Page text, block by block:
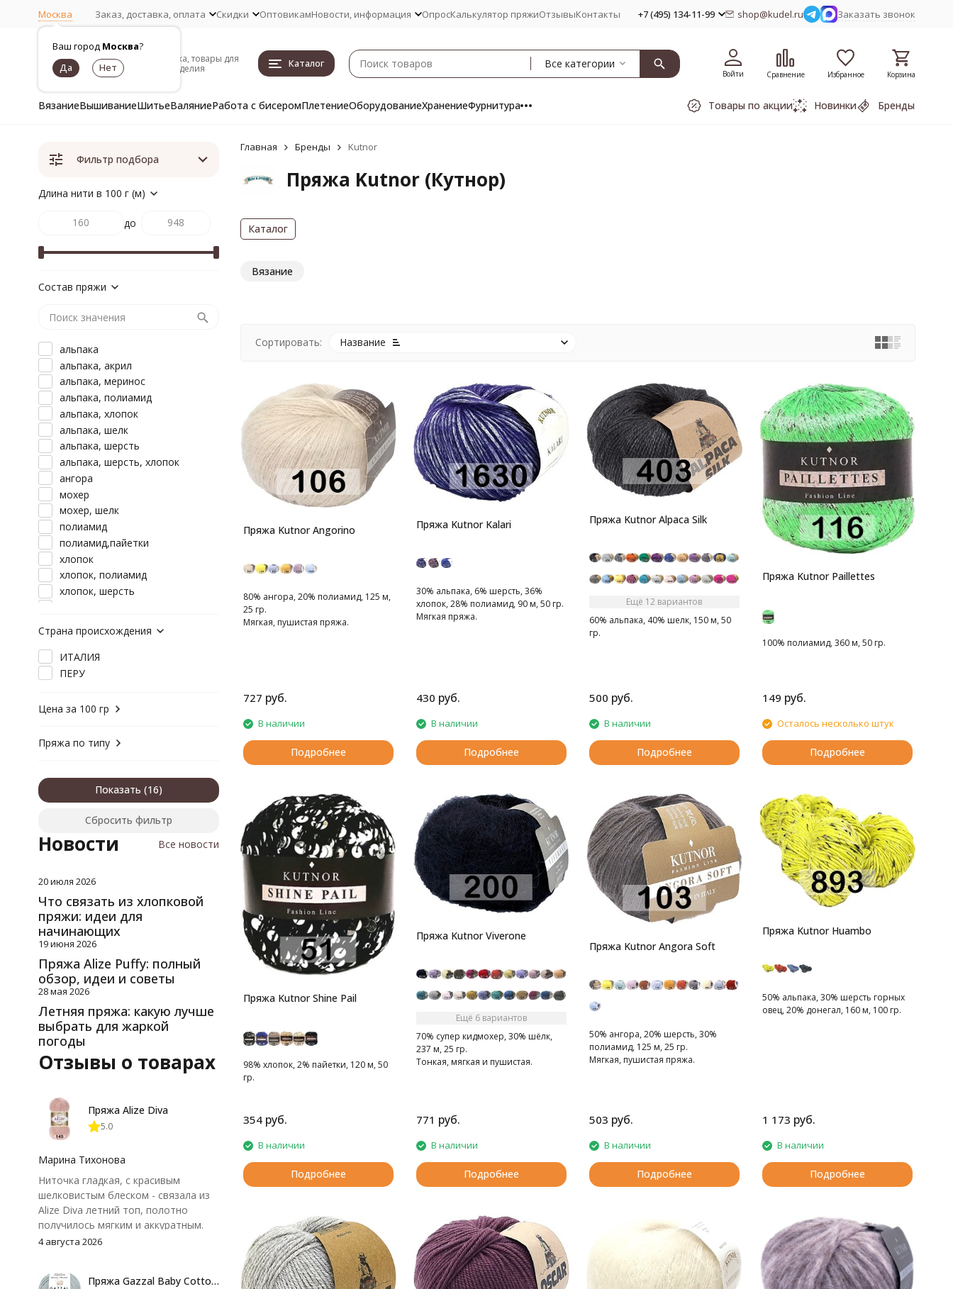
Москва
Ваш город Москва?
Заказ, доставка, оплата Скидки ОптовикамНовости, информация ОпросКалькулятор пряжиОтзывыКонтакты +7 (495) 134-11-99 shop@kudel.ru Заказать звонок
Пряжа, товары для
рукоделия
Каталог Все категории
Войти Сравнение Избранное Корзина
ВязаниеВышиваниеШитьеВаляниеРабота с бисеромПлетениеОборудованиеХранениеФурнитура Товары по акции Новинки Бренды
Главная Бренды Kutnor
Пряжа Kutnor (Кутнор)
Каталог
Вязание
Сортировать: Название
Пряжа Kutnor Angorino
80% ангора, 20% полиамид, 125 м,
25 гр.
Мягкая, пушистая пряжа.
727 руб.
В наличии
Подробнее
Пряжа Kutnor Kalari
30% альпака, 6% шерсть, 36%
хлопок, 28% полиамид, 90 м, 50 гр.
Мягкая пряжа.
430 руб.
В наличии
Подробнее
Пряжа Kutnor Alpaca Silk
Ещё 12 вариантов
60% альпака, 40% шелк, 150 м, 50
гр.
500 руб.
В наличии
Подробнее
Пряжа Kutnor Paillettes
100% полиамид, 360 м, 50 гр.
149 руб.
Осталось несколько штук
Подробнее
Пряжа Kutnor Shine Pail
98% хлопок, 2% пайетки, 120 м, 50
гр.
354 руб.
В наличии
Подробнее
Пряжа Kutnor Viverone
Ещё 6 вариантов
70% супер кидмохер, 30% шёлк,
237 м, 25 гр.
Тонкая, мягкая и пушистая.
771 руб.
В наличии
Подробнее
Пряжа Kutnor Angora Soft
50% ангора, 20% шерсть, 30%
полиамид, 125 м, 25 гр.
Мягкая, пушистая пряжа.
503 руб.
В наличии
Подробнее
Пряжа Kutnor Huambo
50% альпака, 30% шерсть горных
овец, 20% донегал, 160 м, 100 гр.
1 173 руб.
В наличии
Подробнее
Фильтр подбора
Длина нити в 100 г (м)
до
Состав пряжи
альпака
альпака, акрил
альпака, меринос
альпака, полиамид
альпака, хлопок
альпака, шелк
альпака, шерсть
альпака, шерсть, хлопок
ангора
мохер
мохер, шелк
полиамид
полиамид,пайетки
хлопок
хлопок, полиамид
хлопок, шерсть
шерсть, полиамид
шерсть, хлопок
Страна происхождения
ИТАЛИЯ
ПЕРУ
Цена за 100 гр
Пряжа по типу
Показать
Сбросить фильтр
Новости Все новости
20 июля 2026
Что связать из хлопковой
пряжи: идеи для
начинающих
19 июня 2026
Пряжа Alize Puffy: полный
обзор, идеи и советы
28 мая 2026
Летняя пряжа: какую лучше
выбрать для жаркой
погоды
Отзывы о товарах
Пряжа Alize Diva
5.0
Марина Тихонова
Ниточка гладкая, с красивым
шелковистым блеском - связала из
Alize Diva летний топ, полотно
получилось мягким и аккуратным.
Петли хорошо видны, вяжется
нюанс - пряжа немного скользит и
4 августа 2026
Пряжа Gazzal Baby Cotton 25